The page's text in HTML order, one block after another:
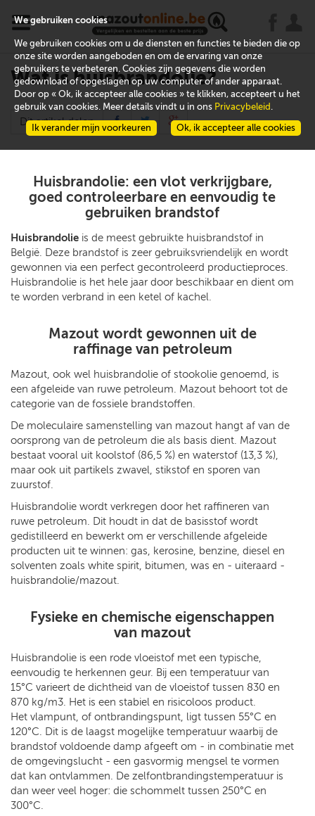
x
Wat is huisbrandolie?
Dit artikel delen
Huisbrandolie: een vlot verkrijgbare,
goed controleerbare en eenvoudig te
gebruiken brandstof
Huisbrandolie is de meest gebruikte huisbrandstof in
België. Deze brandstof is zeer gebruiksvriendelijk en wordt
gewonnen via een perfect gecontroleerd productieproces.
Huisbrandolie is het hele jaar door beschikbaar en dient om
te worden verbrand in een ketel of kachel.
Mazout wordt gewonnen uit de
raffinage van petroleum
Mazout, ook wel huisbrandolie of stookolie genoemd, is
een afgeleide van ruwe petroleum. Mazout behoort tot de
categorie van de fossiele brandstoffen.
De moleculaire samenstelling van mazout hangt af van de
oorsprong van de petroleum die als basis dient. Mazout
bestaat vooral uit koolstof (86,5 %) en waterstof (13,3 %),
maar ook uit partikels zwavel, stikstof en sporen van
zuurstof.
Huisbrandolie wordt verkregen door het raffineren van
ruwe petroleum. Dit houdt in dat de basisstof wordt
gedistilleerd en bewerkt om er verschillende afgeleide
producten uit te winnen: gas, kerosine, benzine, diesel en
solventen zoals white spirit, bitumen, was en - uiteraard -
huisbrandolie/mazout.
Fysieke en chemische eigenschappen
van mazout
Huisbrandolie is een rode vloeistof met een typische,
eenvoudig te herkennen geur. Bij een temperatuur van
15°C varieert de dichtheid van de vloeistof tussen 830 en
870 kg/m3. Het is een stabiel en risicoloos product.
Het vlampunt, of ontbrandingspunt, ligt tussen 55°C en
120°C. Dit is de laagst mogelijke temperatuur waarbij de
brandstof voldoende damp afgeeft om - in combinatie met
de omgevingslucht - een gasvormig mengsel te vormen
dat kan ontvlammen. De zelfontbrandingstemperatuur is
dan weer veel hoger: die schommelt tussen 250°C en
300°C.
We gebruiken cookies
We gebruiken cookies om u de diensten en functies te bieden die op
onze site worden aangeboden en om de ervaring van onze
gebruikers te verbeteren. Cookies zijn gegevens die worden
gedownload of opgeslagen op uw computer of ander apparaat.
Door op « Ok, ik accepteer alle cookies » te klikken, accepteert u het
gebruik van cookies. Meer details vindt u in ons Privacybeleid .
Ok, ik accepteer alle cookies
Ik verander mijn voorkeuren